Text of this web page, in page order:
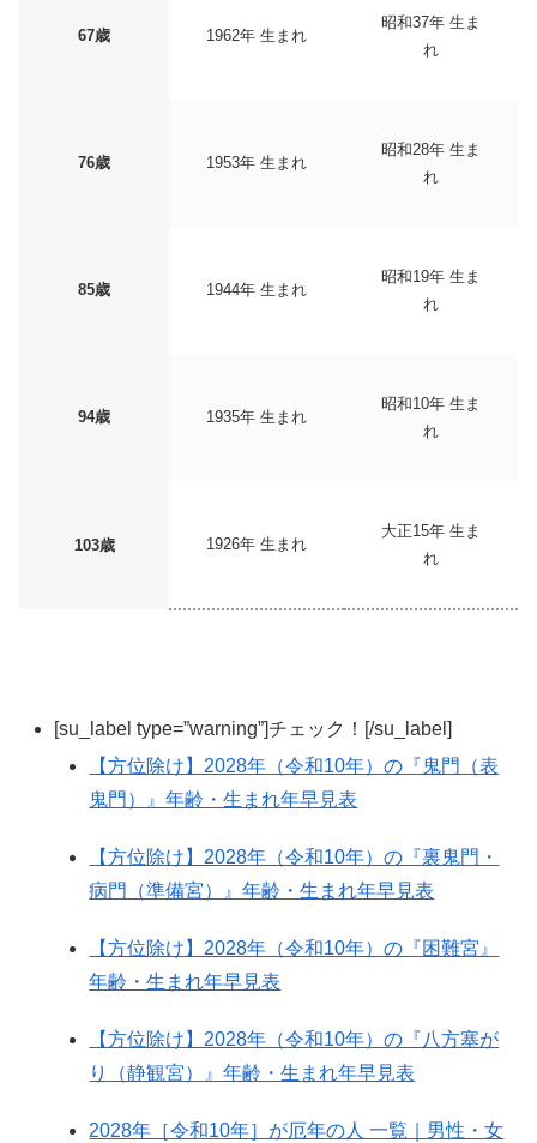
67歳 1962年 生まれ
昭和37年 生ま
れ
76歳 1953年 生まれ
昭和28年 生ま
れ
85歳 1944年 生まれ
昭和19年 生ま
れ
94歳 1935年 生まれ
昭和10年 生ま
れ
103歳 1926年 生まれ
大正15年 生ま
れ
[su_label type=”warning”]チェック！[/su_label]
【方位除け】2028年（令和10年）の『鬼門（表
鬼門）』年齢・生まれ年早見表
【方位除け】2028年（令和10年）の『裏鬼門・
病門（準備宮）』年齢・生まれ年早見表
【方位除け】2028年（令和10年）の『困難宮』
年齢・生まれ年早見表
【方位除け】2028年（令和10年）の『八方塞が
り（静観宮）』年齢・生まれ年早見表
2028年［令和10年］が厄年の人 一覧｜男性・女